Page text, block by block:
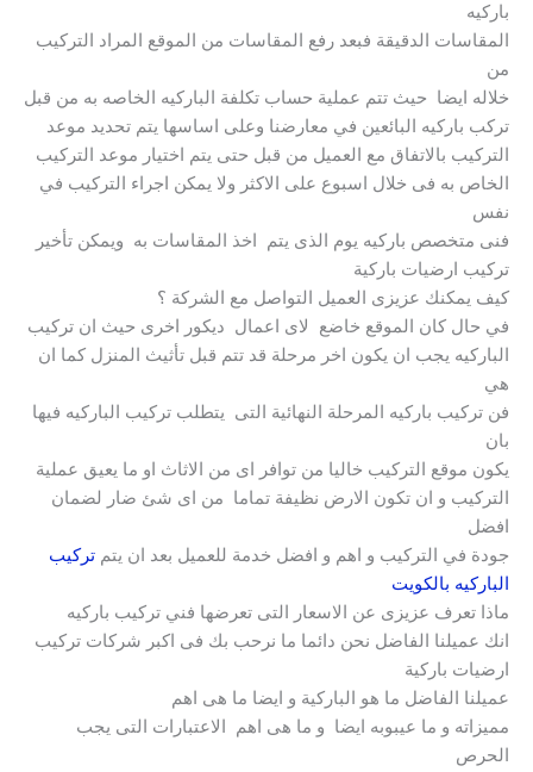
باركيه
المقاسات الدقيقة فبعد رفع المقاسات من الموقع المراد التركيب
من
خلاله ايضا حيث تتم عملية حساب تكلفة الباركيه الخاصه به من قبل
تركب باركيه البائعين في معارضنا وعلى اساسها يتم تحديد موعد
التركيب بالاتفاق مع العميل من قبل حتى يتم اختيار موعد التركيب
الخاص به فى خلال اسبوع على الاكثر ولا يمكن اجراء التركيب في
نفس
فنى متخصص باركيه يوم الذى يتم اخذ المقاسات به ويمكن تأخير
تركيب ارضيات باركية
كيف يمكنك عزيزى العميل التواصل مع الشركة ؟
في حال كان الموقع خاضع لاى اعمال ديكور اخرى حيث ان تركيب
الباركيه يجب ان يكون اخر مرحلة قد تتم قبل تأثيث المنزل كما ان
هي
فن تركيب باركيه المرحلة النهائية التى يتطلب تركيب الباركيه فيها
بان
يكون موقع التركيب خاليا من توافر اى من الاثاث او ما يعيق عملية
التركيب و ان تكون الارض نظيفة تماما من اى شئ ضار لضمان
افضل
جودة في التركيب و اهم و افضل خدمة للعميل بعد ان يتم تركيب
الباركيه بالكويت
ماذا تعرف عزيزى عن الاسعار التى تعرضها فني تركيب باركيه
انك عميلنا الفاضل نحن دائما ما نرحب بك فى اكبر شركات تركيب
ارضيات باركية
عميلنا الفاضل ما هو الباركية و ايضا ما هى اهم
مميزاته و ما عيبوبه ايضا و ما هى اهم الاعتبارات التى يجب
الحرص